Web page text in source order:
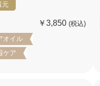
元
￥3,850(税込)
オイル
ケア